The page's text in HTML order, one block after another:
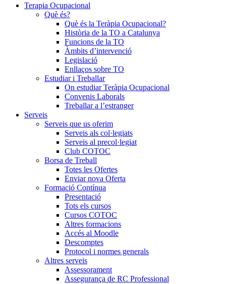
Terapia Ocupacional
Què és?
Què és la Teràpia Ocupacional?
Història de la TO a Catalunya
Funcions de la TO
Àmbits d’intervenció
Legislació
Enllaços sobre TO
Estudiar i Treballar
On estudiar Teràpia Ocupacional
Convenis Laborals
Treballar a l’estranger
Serveis
Serveis que us oferim
Serveis als col·legiats
Serveis al precol·legiat
Club COTOC
Borsa de Treball
Totes les Ofertes
Enviar nova Oferta
Formació Contínua
Presentació
Tots els cursos
Cursos COTOC
Altres formacions
Accés al Moodle
Descomptes
Protocol i normes generals
Altres serveis
Assessorament
Assegurança de RC Professional